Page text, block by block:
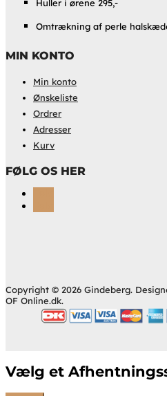
Huller i ørene 295,-
Omtrækning af perle
MIN KONTO
Min konto
Ønskeliste
Ordrer
Adresser
Kurv
FØLG OS HER
Copyright © 2026 Gindeberg.
OF Online.dk.
Vælg et